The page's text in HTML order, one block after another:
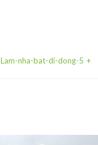
Lam-nha-bat-di-dong-5